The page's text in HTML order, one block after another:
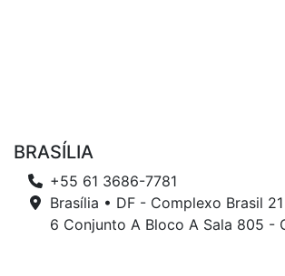
BRASÍLIA
+55 61 3686-7781
Brasília • DF - Complexo Brasil
6 Conjunto A Bloco A Sala 805 -